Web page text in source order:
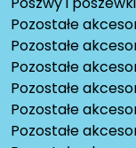
Pozostałe
Pozostałe
Pozostałe
Pozostałe
Pozostałe
Pozostałe